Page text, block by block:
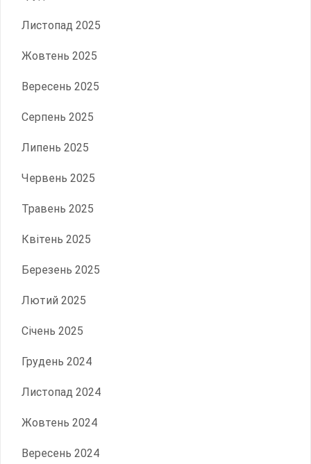
Листопад 2025
Жовтень 2025
Вересень 2025
Серпень 2025
Липень 2025
Червень 2025
Травень 2025
Квітень 2025
Березень 2025
Лютий 2025
Січень 2025
Грудень 2024
Листопад 2024
Жовтень 2024
Вересень 2024